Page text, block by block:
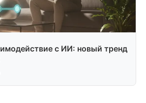
с ИИ: новый тренд